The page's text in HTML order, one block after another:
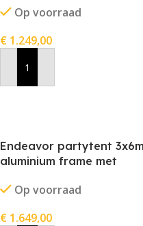
Op voorraad
€ 1.249,00
In Winkelwagen
Endeavor partytent 3x6m
aluminium frame met
Op voorraad
€ 1.649,00